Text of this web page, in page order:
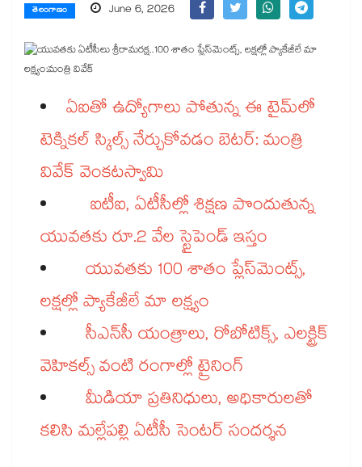
తెలంగాణం June 6, 2026
ఏఐతో ఉద్యోగాలు పోతున్న ఈ టైమ్‌‌‌‌లో
టెక్నికల్‌‌‌‌ స్కిల్స్‌‌‌‌ నేర్చుకోవడం బెటర్‌‌‌‌‌‌‌‌: మంత్రి
వివేక్ వెంకటస్వామి
ఐటీఐ, ఏటీసీల్లో శిక్షణ పొందుతున్న
యువతకు రూ.2 వేల స్టైపెండ్‌‌‌‌ ఇస్తం
యువతకు 100 శాతం ప్లేస్‌‌‌‌మెంట్స్‌‌‌‌,
లక్షల్లో ప్యాకేజీలే మా లక్ష్యం
సీఎన్‌‌‌‌సీ యంత్రాలు, రోబోటిక్స్, ఎలక్ట్రిక్
వెహికల్స్ వంటి రంగాల్లో ట్రైనింగ్​
మీడియా ప్రతినిధులు, అధికారులతో
కలిసి మల్లేపల్లి ఏటీసీ సెంటర్‌‌‌‌‌‌‌‌ సందర్శన